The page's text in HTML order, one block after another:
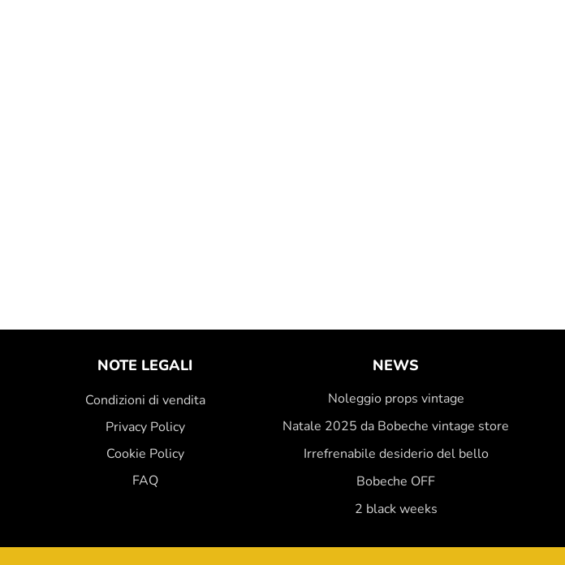
NOTE LEGALI
Condizioni di vendita
Privacy Policy
Cookie Policy
FAQ
NEWS
Noleggio props vintage
Natale 2025 da Bobeche vintage store
Irrefrenabile desiderio del bello
Bobeche OFF
2 black weeks